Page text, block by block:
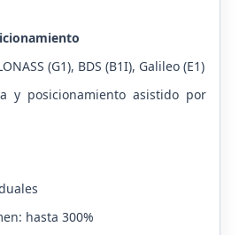
(G1), BDS (B1I), Galileo (E1)
y posicionamiento asistido por
hasta 300%